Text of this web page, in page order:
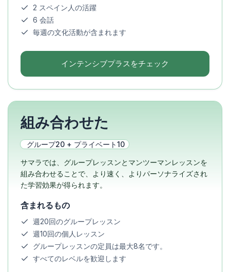
2 スペイン人の活躍
6 会話
毎週の文化活動が含まれます
インテンシブプラスをチェック
組み合わせた
グループ20 + プライベート10
サマラでは、グループレッスンとマンツーマンレッスンを
組み合わせることで、より速く、よりパーソナライズされ
た学習効果が得られます。
含まれるもの
週20回のグループレッスン
週10回の個人レッスン
グループレッスンの定員は最大8名です。
すべてのレベルを歓迎します